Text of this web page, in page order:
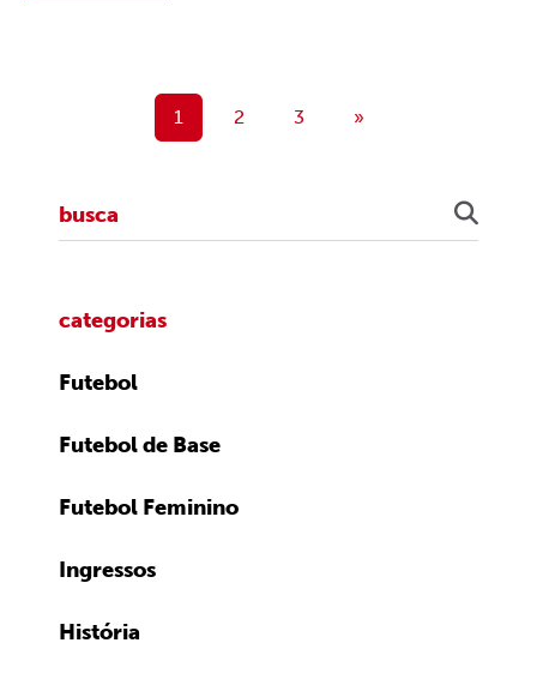
1 2 3 »
categorias
Futebol
Futebol de Base
Futebol Feminino
Ingressos
História